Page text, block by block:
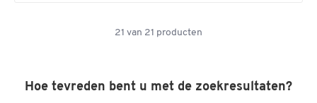
21 van 21 producten
Hoe tevreden bent u met de zoekresultaten?